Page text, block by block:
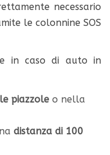
necessario
le colonnine SOS
in caso di auto in
piazzole o nella
distanza di 100